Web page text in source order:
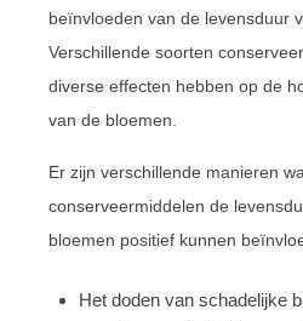
beïnvloeden van de levensduur
Verschillende soorten
diverse effecten hebben op de
van de bloemen.
Er zijn verschillende manieren
conserveermiddelen de
bloemen positief kunnen
Het doden van schadelijke